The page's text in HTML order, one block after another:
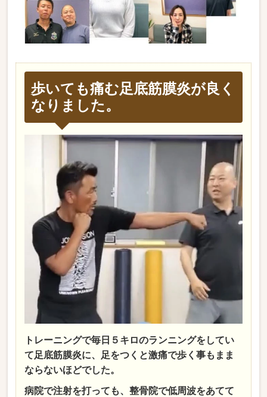
歩いても痛む足底筋膜炎が良く
なりました。
トレーニングで毎日５キロのランニングをしてい
て足底筋膜炎に、足をつくと激痛で歩く事もまま
ならないほどでした。
病院で注射を打っても、整骨院で低周波をあてて